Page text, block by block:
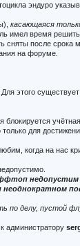
эндуро
касающаяся
имел время
сняты после срока
на форуме.
этого
учётная
только для
когда на нас
недопустим
делу, пустой
администратору